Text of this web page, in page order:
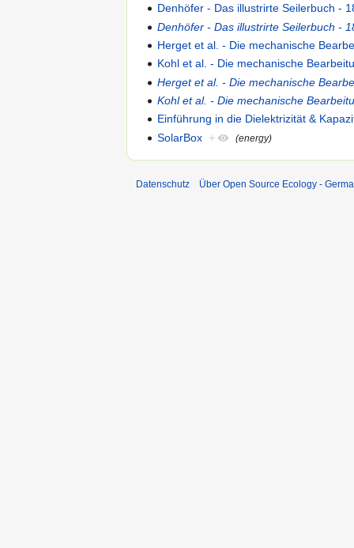
Denhöfer - Das illustrirte Seilerbuch -
Denhöfer - Das illustrirte Seilerbuch -
Herget et al. - Die mechanische
Kohl et al. - Die mechanische
Herget et al. - Die mechanische
Kohl et al. - Die mechanische
Einführung in die Dielektrizität &
SolarBox + (energy)
Datenschutz Über Open Source Ecology -